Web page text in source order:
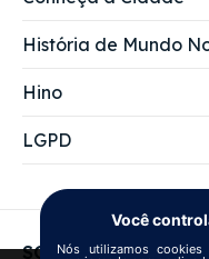
História de Mundo
Hino
LGPD
SOBRE NÓS
Você
Nós utilizamos